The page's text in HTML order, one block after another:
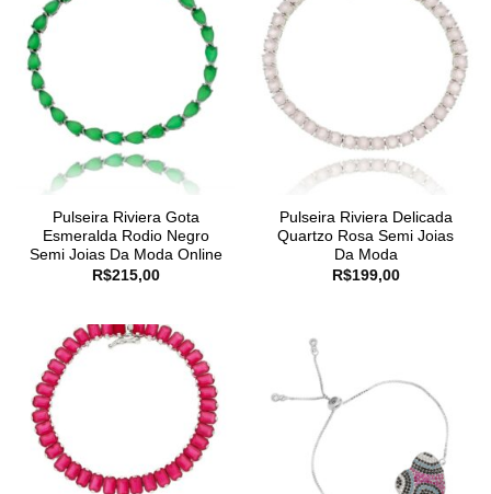
Pulseira Riviera Gota
Esmeralda Rodio Negro
Semi Joias Da Moda Online
R$215,00
Pulseira Riviera Delicada
Quartzo Rosa Semi Joias
Da Moda
R$199,00